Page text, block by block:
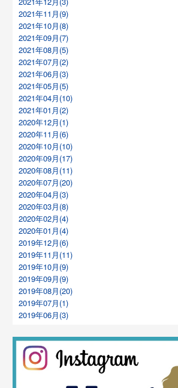
2021年11月(9)
2021年10月(8)
2021年09月(7)
2021年08月(5)
2021年07月(2)
2021年06月(3)
2021年05月(5)
2021年04月(10)
2021年01月(2)
2020年12月(1)
2020年11月(6)
2020年10月(10)
2020年09月(17)
2020年08月(11)
2020年07月(20)
2020年04月(3)
2020年03月(8)
2020年02月(4)
2020年01月(4)
2019年12月(6)
2019年11月(11)
2019年10月(9)
2019年09月(9)
2019年08月(20)
2019年07月(1)
2019年06月(3)